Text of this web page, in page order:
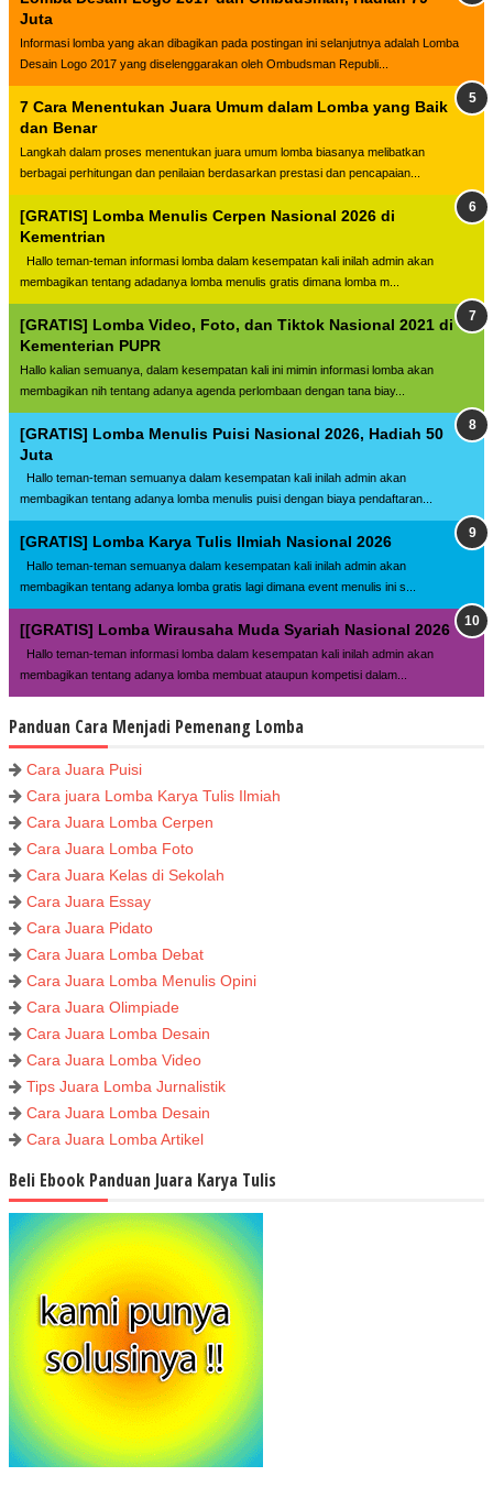
Juta
Informasi lomba yang akan dibagikan pada postingan ini selanjutnya adalah Lomba
Desain Logo 2017 yang diselenggarakan oleh Ombudsman Republi...
7 Cara Menentukan Juara Umum dalam Lomba yang Baik
dan Benar
Langkah dalam proses menentukan juara umum lomba biasanya melibatkan
berbagai perhitungan dan penilaian berdasarkan prestasi dan pencapaian...
[GRATIS] Lomba Menulis Cerpen Nasional 2026 di
Kementrian
Hallo teman-teman informasi lomba dalam kesempatan kali inilah admin akan
membagikan tentang adadanya lomba menulis gratis dimana lomba m...
[GRATIS] Lomba Video, Foto, dan Tiktok Nasional 2021 di
Kementerian PUPR
Hallo kalian semuanya, dalam kesempatan kali ini mimin informasi lomba akan
membagikan nih tentang adanya agenda perlombaan dengan tana biay...
[GRATIS] Lomba Menulis Puisi Nasional 2026, Hadiah 50
Juta
Hallo teman-teman semuanya dalam kesempatan kali inilah admin akan
membagikan tentang adanya lomba menulis puisi dengan biaya pendaftaran...
[GRATIS] Lomba Karya Tulis Ilmiah Nasional 2026
Hallo teman-teman semuanya dalam kesempatan kali inilah admin akan
membagikan tentang adanya lomba gratis lagi dimana event menulis ini s...
[[GRATIS] Lomba Wirausaha Muda Syariah Nasional 2026
Hallo teman-teman informasi lomba dalam kesempatan kali inilah admin akan
membagikan tentang adanya lomba membuat ataupun kompetisi dalam...
Panduan Cara Menjadi Pemenang Lomba
Cara Juara Puisi
Cara juara Lomba Karya Tulis Ilmiah
Cara Juara Lomba Cerpen
Cara Juara Lomba Foto
Cara Juara Kelas di Sekolah
Cara Juara Essay
Cara Juara Pidato
Cara Juara Lomba Debat
Cara Juara Lomba Menulis Opini
Cara Juara Olimpiade
Cara Juara Lomba Desain
Cara Juara Lomba Video
Tips Juara Lomba Jurnalistik
Cara Juara Lomba Desain
Cara Juara Lomba Artikel
Beli Ebook Panduan Juara Karya Tulis